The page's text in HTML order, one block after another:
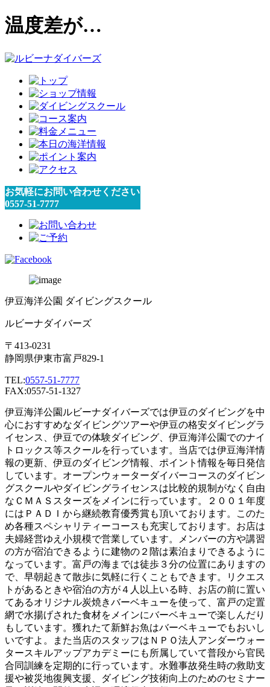
温度差が…
お気軽にお問い合わせください
0557-51-7777
伊豆海洋公園 ダイビングスクール
ルビーナダイバーズ
〒413-0231
静岡県伊東市富戸829-1
TEL:0557-51-7777
FAX:0557-51-1327
伊豆海洋公園ルビーナダイバーズでは伊豆のダイビングを中
心におすすめなダイビングツアーや伊豆の格安ダイビングラ
イセンス、伊豆での体験ダイビング、伊豆海洋公園でのナイ
トロックス等スクールを行っています。当店では伊豆海洋情
報の更新、伊豆のダイビング情報、ポイント情報を毎日発信
しています。オープンウォーターダイバーコースのダイビン
グスクールやダイビングライセンスは比較的規制がなく自由
なＣＭＡＳスターズをメインに行っています。２００１年度
にはＰＡＤＩから継続教育優秀賞も頂いております。このた
め各種スペシャリティーコースも充実しております。お店は
夫婦経営ゆえ小規模で営業しています。メンバーの方や講習
の方が宿泊できるように建物の２階は素泊まりできるように
なっています。富戸の海までは徒歩３分の位置にありますの
で、早朝起きて散歩に気軽に行くこともできます。リクエス
トがあるときや宿泊の方が４人以上いる時、お店の前に置い
てあるオリジナル炭焼きバーベキューを使って、富戸の定置
網で水揚げされた食材をメインにバーベキューで楽しんだり
もしています。獲れたて新鮮お魚はバーベキューでもおいし
いですよ。また当店のスタッフはＮＰＯ法人アンダーウォー
タースキルアップアカデミーにも所属していて普段から官民
合同訓練を定期的に行っています。水難事故発生時の救助支
援や被災地復興支援、ダイビング技術向上のためのセミナー